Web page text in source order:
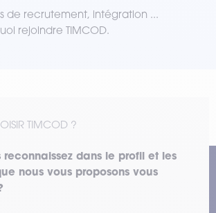
de recrutement, intégration ...
rejoindre TIMCOD.
TIMCOD ?
reconnaissez dans le profil et les
nous vous proposons vous